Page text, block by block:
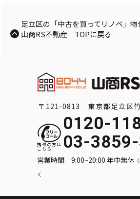
足立区の「中古を買ってリノベ」物
山商RS不動産 TOPに戻る
〒121-0813 東京都足立区
0120-
03-
営業時間 9:00~20:00 年中無休
く